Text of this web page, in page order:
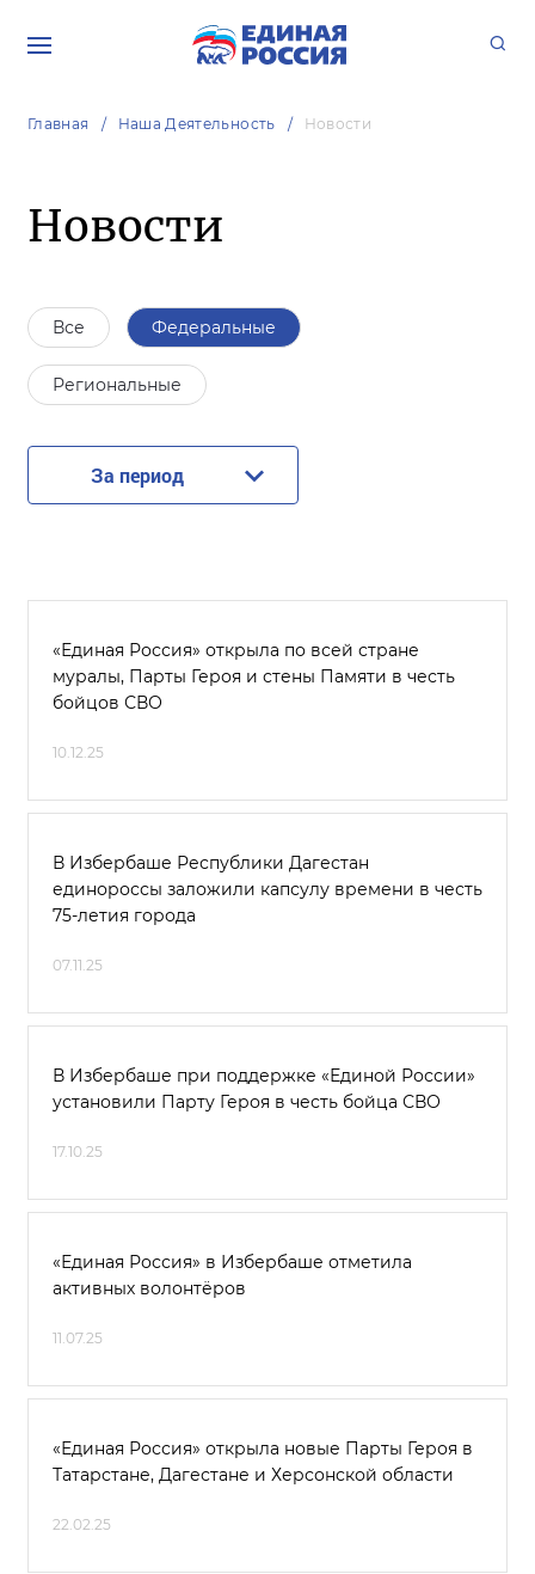
Главная Наша Деятельность Новости
Новости
Все Федеральные
Региональные
За период
«Единая Россия» открыла по всей стране
муралы, Парты Героя и стены Памяти в честь
бойцов СВО
10.12.25
В Избербаше Республики Дагестан
единороссы заложили капсулу времени в честь
75-летия города
07.11.25
В Избербаше при поддержке «Единой России»
установили Парту Героя в честь бойца СВО
17.10.25
«Единая Россия» в Избербаше отметила
активных волонтёров
11.07.25
«Единая Россия» открыла новые Парты Героя в
Татарстане, Дагестане и Херсонской области
22.02.25